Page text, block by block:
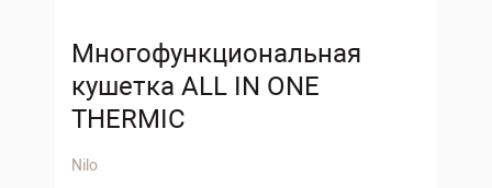
Многофункциональная
кушетка ALL IN ONE
THERMIC
Nilo